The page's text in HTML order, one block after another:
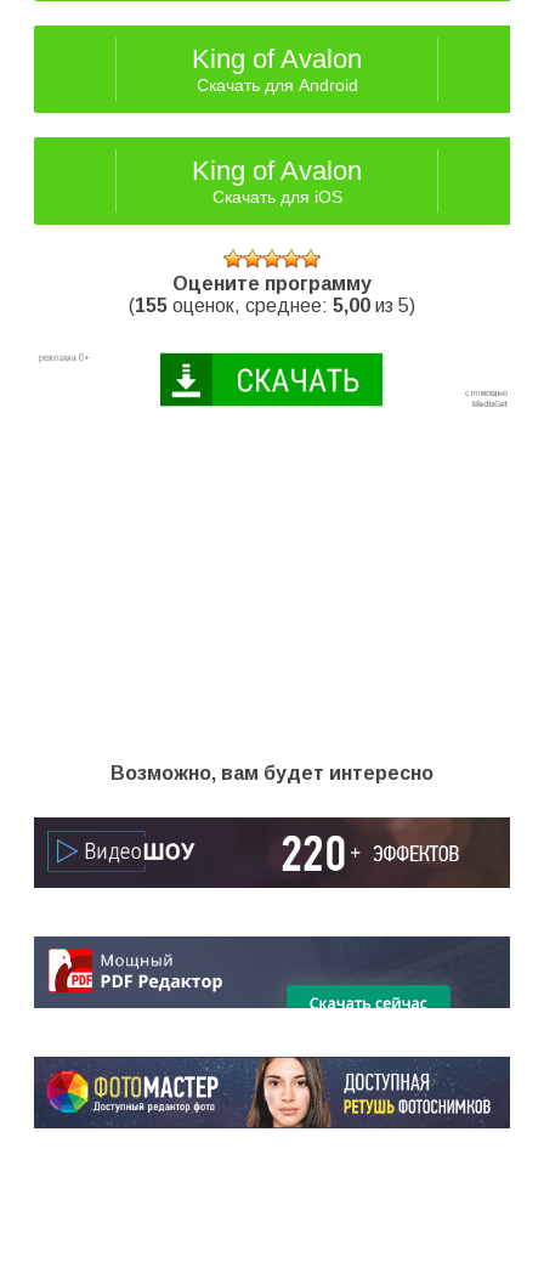
King of Avalon
Скачать для Android
King of Avalon
Скачать для iOS
Оцените программу
(155 оценок, среднее: 5,00 из 5)
Возможно, вам будет интересно